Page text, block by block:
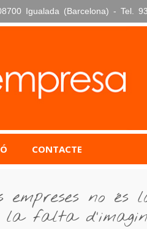
Igualada (Barcelona) - Tel.
CONTACTE
empreses no
la falta